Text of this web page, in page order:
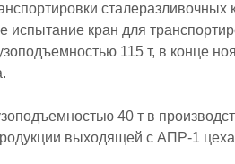
сталеразливочных
кран для
115 т, в конце
40 т в
выходящей с АПР-1